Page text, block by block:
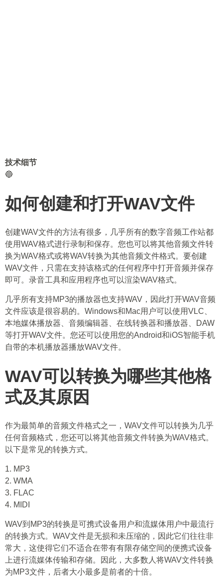
技术细节
🔵
如何创建和打开WAV文件
创建WAV文件的方法有很多，几乎所有的数字音频工作站都
使用WAV格式进行录制和保存。您也可以将其他音频文件转
换为WAV格式或将WAV转换为其他音频文件格式。要创建
WAV文件，只需在支持该格式的任何程序中打开音频并保存
即可。录音工具和应用程序也可以渲染WAV格式。
几乎所有支持MP3的播放器也支持WAV，因此打开WAV音频
文件应该是很容易的。Windows和Mac用户可以使用VLC、
本地媒体播放器、音频编辑器、在线转换器和播放器、DAW
等打开WAV文件。您还可以使用您的Android和iOS智能手机
自带的本机播放器播放WAV文件。
WAV可以转换为哪些其他格
式及其原因
作为最简单的音频文件格式之一，WAV文件可以转换为几乎
任何音频格式，您还可以将其他音频文件转换为WAV格式。
以下是常见的转换方式。
1. MP3
2. WMA
3. FLAC
4. MIDI
WAV到MP3的转换是可携式设备用户和流媒体用户中最流行
的转换方式。WAV文件是无损和未压缩的，因此它们往往非
常大，这使得它们不适合在带有有限存储空间的便携式设备
上进行流媒体传输和存储。因此，大多数人将WAV文件转换
为MP3文件，后者大小最多是前者的十倍。